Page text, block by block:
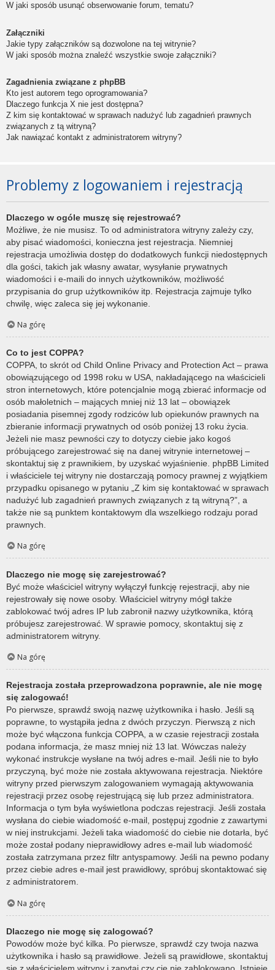
W jaki sposób usunąć obserwowanie forum, tematu?
Załączniki
Jakie typy załączników są dozwolone na tej witrynie?
W jaki sposób można znaleźć wszystkie swoje załączniki?
Zagadnienia związane z phpBB
Kto jest autorem tego oprogramowania?
Dlaczego funkcja X nie jest dostępna?
Z kim się kontaktować w sprawach nadużyć lub zagadnień prawnych
związanych z tą witryną?
Jak nawiązać kontakt z administratorem witryny?
Problemy z logowaniem i rejestracją
Dlaczego w ogóle muszę się rejestrować?
Możliwe, że nie musisz. To od administratora witryny zależy czy,
aby pisać wiadomości, konieczna jest rejestracja. Niemniej
rejestracja umożliwia dostęp do dodatkowych funkcji niedostępnych
dla gości, takich jak własny awatar, wysyłanie prywatnych
wiadomości i e-maili do innych użytkowników, możliwość
przypisania do grup użytkowników itp. Rejestracja zajmuje tylko
chwilę, więc zaleca się jej wykonanie.
Na górę
Co to jest COPPA?
COPPA, to skrót od Child Online Privacy and Protection Act – prawa
obowiązującego od 1998 roku w USA, nakładającego na właścicieli
stron internetowych, które potencjalnie mogą zbierać informacje od
osób małoletnich – mających mniej niż 13 lat – obowiązek
posiadania pisemnej zgody rodziców lub opiekunów prawnych na
zbieranie informacji prywatnych od osób poniżej 13 roku życia.
Jeżeli nie masz pewności czy to dotyczy ciebie jako kogoś
próbującego zarejestrować się na danej witrynie internetowej –
skontaktuj się z prawnikiem, by uzyskać wyjaśnienie. phpBB Limited
i właściciele tej witryny nie dostarczają pomocy prawnej z wyjątkiem
przypadku opisanego w pytaniu „Z kim się kontaktować w sprawach
nadużyć lub zagadnień prawnych związanych z tą witryną?”, a
także nie są punktem kontaktowym dla wszelkiego rodzaju porad
prawnych.
Na górę
Dlaczego nie mogę się zarejestrować?
Być może właściciel witryny wyłączył funkcję rejestracji, aby nie
rejestrowały się nowe osoby. Właściciel witryny mógł także
zablokować twój adres IP lub zabronił nazwy użytkownika, którą
próbujesz zarejestrować. W sprawie pomocy, skontaktuj się z
administratorem witryny.
Na górę
Rejestracja została przeprowadzona poprawnie, ale nie mogę
się zalogować!
Po pierwsze, sprawdź swoją nazwę użytkownika i hasło. Jeśli są
poprawne, to wystąpiła jedna z dwóch przyczyn. Pierwszą z nich
może być włączona funkcja COPPA, a w czasie rejestracji została
podana informacja, że masz mniej niż 13 lat. Wówczas należy
wykonać instrukcje wysłane na twój adres e-mail. Jeśli nie to było
przyczyną, być może nie została aktywowana rejestracja. Niektóre
witryny przed pierwszym zalogowaniem wymagają aktywowania
rejestracji przez osobę rejestrującą się lub przez administratora.
Informacja o tym była wyświetlona podczas rejestracji. Jeśli została
wysłana do ciebie wiadomość e-mail, postępuj zgodnie z zawartymi
w niej instrukcjami. Jeżeli taka wiadomość do ciebie nie dotarła, być
może został podany nieprawidłowy adres e-mail lub wiadomość
została zatrzymana przez filtr antyspamowy. Jeśli na pewno podany
przez ciebie adres e-mail jest prawidłowy, spróbuj skontaktować się
z administratorem.
Na górę
Dlaczego nie mogę się zalogować?
Powodów może być kilka. Po pierwsze, sprawdź czy twoja nazwa
użytkownika i hasło są prawidłowe. Jeżeli są prawidłowe, skontaktuj